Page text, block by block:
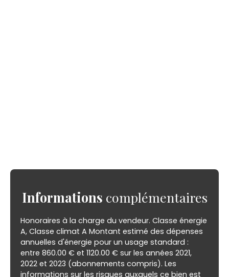
Informations complémentaires
Honoraires à la charge du vendeur. Classe énergie
A, Classe climat A Montant estimé des dépenses
annuelles d'énergie pour un usage standard :
entre 860.00 € et 1120.00 € sur les années 2021,
2022 et 2023 (abonnements compris). Les
informations sur les risques auxquels ce bien est